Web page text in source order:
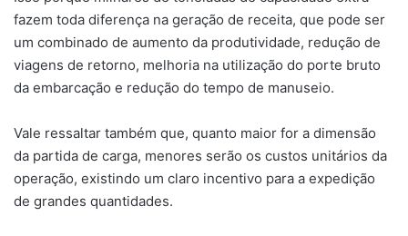
fazem toda diferença na geração de receita, que pode ser
um combinado de aumento da produtividade, redução de
viagens de retorno, melhoria na utilização do porte bruto
da embarcação e redução do tempo de manuseio.
Vale ressaltar também que, quanto maior for a dimensão
da partida de carga, menores serão os custos unitários da
operação, existindo um claro incentivo para a expedição
de grandes quantidades.